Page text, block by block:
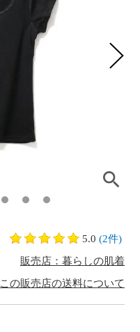
5.0 (2件)
販売店：暮らしの肌着
この販売店の送料について